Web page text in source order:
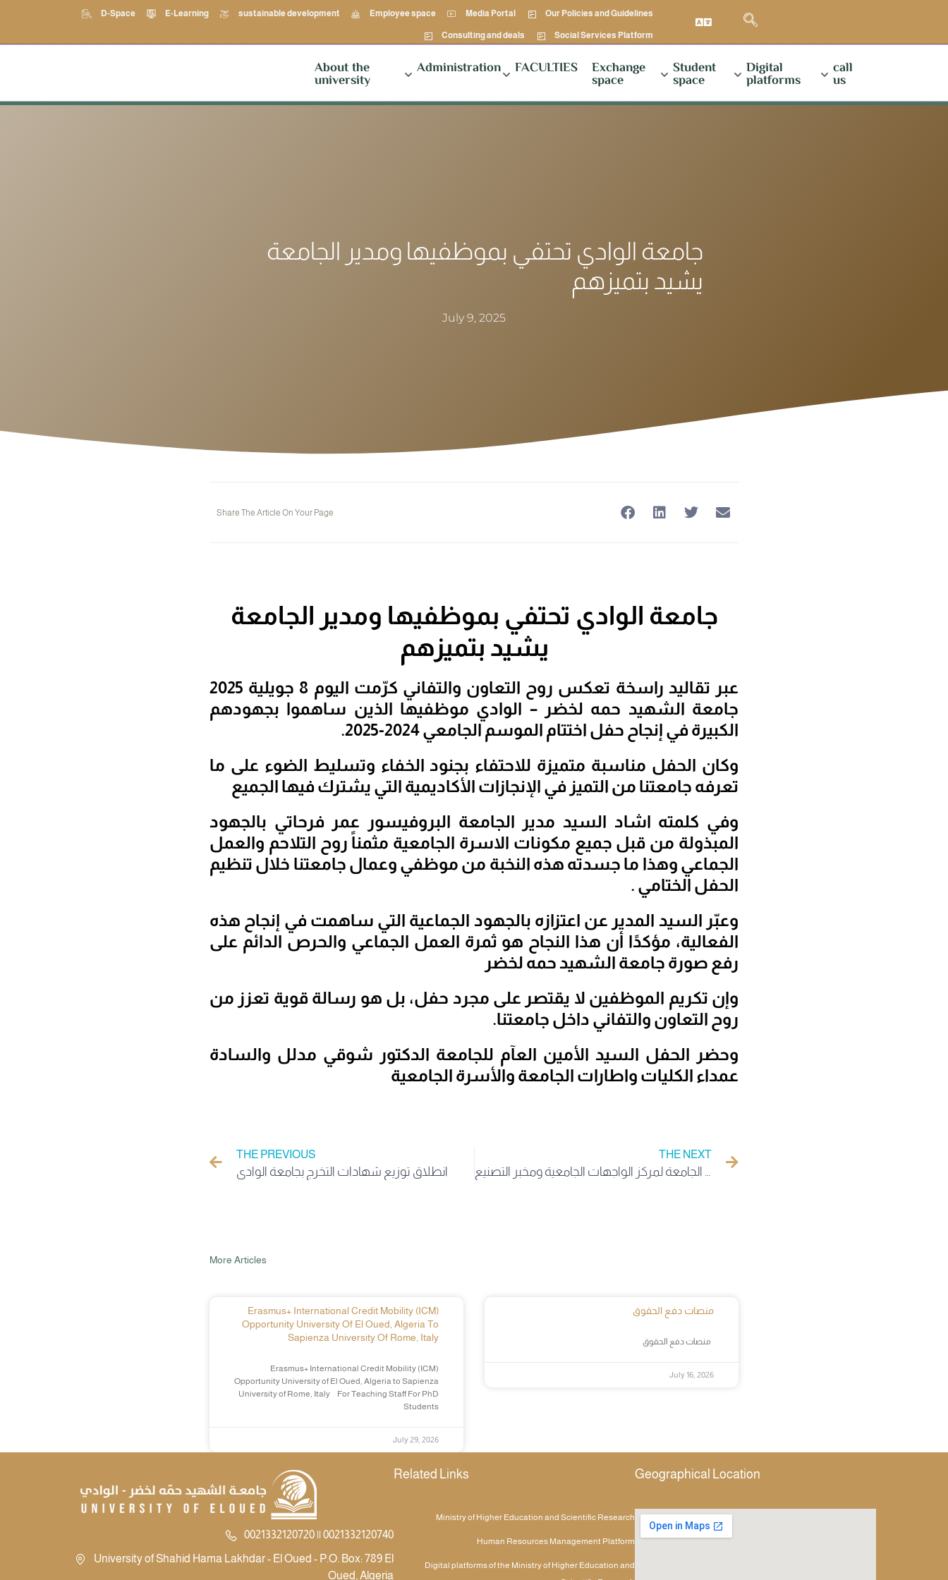
D-Space E-Learning sustainable development Employee space Media Portal Our Policies and Guidelines
Consulting and deals Social Services Platform
About the
university
Administration FACULTIES Exchange
space
Student
space
Digital
platforms
call
us
جامعة الوادي تحتفي بموظفيها ومدير الجامعة
يشيد بتميزهم
July 9, 2025
Share The Article On Your Page
جامعة الوادي تحتفي بموظفيها ومدير الجامعة
يشيد بتميزهم
عبر تقاليد راسخة تعكس روح التعاون والتفاني كرّمت اليوم 8 جويلية 2025
جامعة الشهيد حمه لخضر – الوادي موظفيها الذين ساهموا بجهودهم
الكبيرة في إنجاح حفل اختتام الموسم الجامعي 2024-2025.
وكان الحفل مناسبة متميزة للاحتفاء بجنود الخفاء وتسليط الضوء على ما
تعرفه جامعتنا من التميز في الإنجازات الأكاديمية التي يشترك فيها الجميع
وفي كلمته اشاد السيد مدير الجامعة البروفيسور عمر فرحاتي بالجهود
المبذولة من قبل جميع مكونات الاسرة الجامعية مثمناً روح التلاحم والعمل
الجماعي وهذا ما جسدته هذه النخبة من موظفي وعمال جامعتنا خلال تنظيم
الحفل الختامي .
وعبّر السيد المدير عن اعتزازه بالجهود الجماعية التي ساهمت في إنجاح هذه
الفعالية، مؤكدًا أن هذا النجاح هو ثمرة العمل الجماعي والحرص الدائم على
رفع صورة جامعة الشهيد حمه لخضر
وإن تكريم الموظفين لا يقتصر على مجرد حفل، بل هو رسالة قوية تعزز من
روح التعاون والتفاني داخل جامعتنا.
وحضر الحفل السيد الأمين العآم للجامعة الدكتور شوقي مدلل والسادة
عمداء الكليات واطارات الجامعة والأسرة الجامعية
THE PREVIOUS
انطلاق توزيع شهادات التخرج بجامعة الوادي
THE NEXT
زيارة تفقدية للسيد مدير الجامعة لمركز الواجهات الجامعية ومخبر التصنيع Fablab
More Articles
Erasmus+ International Credit Mobility (ICM)
Opportunity University Of El Oued, Algeria To
Sapienza University Of Rome, Italy
Erasmus+ International Credit Mobility (ICM)
Opportunity University of El Oued, Algeria to Sapienza
University of Rome, Italy For Teaching Staff For PhD
Students
July 29, 2026
منصات دفع الحقوق
July 16, 2026
0021332120720 || 0021332120740
University of Shahid Hama Lakhdar - El Oued - P.O. Box: 789 El
Oued, Algeria
Related Links
Ministry of Higher Education and Scientific Research
Human Resources Management Platform
Digital platforms of the Ministry of Higher Education and
Geographical Location